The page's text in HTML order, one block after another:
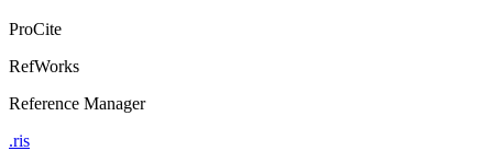
ProCite
RefWorks
Reference Manager
.ris